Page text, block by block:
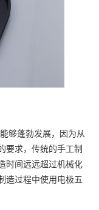
够蓬勃发展，因为从
要求，传统的手工制
时间远远超过机械化
造过程中使用电极五